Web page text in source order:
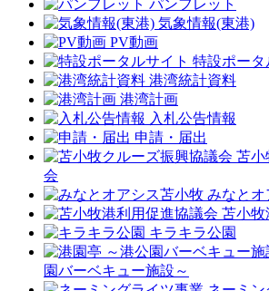
パンフレット
気象情報(東港)
PV動画
特設ポータ
港湾統計資料
港湾計画
入札公告情報
申請・届出
苫小
会
みなとオ
苫小牧
キラキラ公園
園バーベキュー施設～